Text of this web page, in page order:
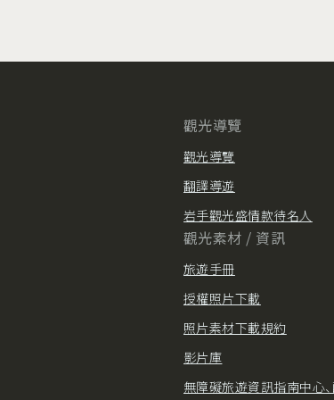
觀光導覽
觀光導覽
翻譯導遊
岩手觀光盛情款待名人
觀光素材 / 資訊
旅遊手冊
授權照片下載
照片素材下載規約
影片庫
無障礙旅遊資訊指南中心